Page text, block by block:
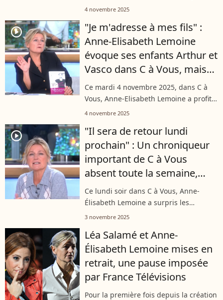
maladresses face à Vanessa Paradis.
de rattrapage, l’animatrice a...
4 novembre 2025
player2
"Je m'adresse à mes fils" :
Anne-Elisabeth Lemoine
évoque ses enfants Arthur et
Vasco dans C à Vous, mais
ça ne va pas forcément leur
plaire...
Ce mardi 4 novembre 2025, dans C à
Vous, Anne-Elisabeth Lemoine a profité
du témoignage de Mayane (Un p'tit
nouveau livre pour glisser un
message...
4 novembre 2025
player2
"Il sera de retour lundi
prochain" : Un chroniqueur
important de C à Vous
absent toute la semaine,
annonce Anne-Elisabeth
Lemoine
Ce lundi soir dans C à Vous, Anne-
Élisabeth Lemoine a surpris les
téléspectateurs en annonçant l’absence
Restée silencieuse sur les raisons de...
3 novembre 2025
Léa Salamé et Anne-
Élisabeth Lemoine mises en
retrait, une pause imposée
par France Télévisions
Pour la première fois depuis la création